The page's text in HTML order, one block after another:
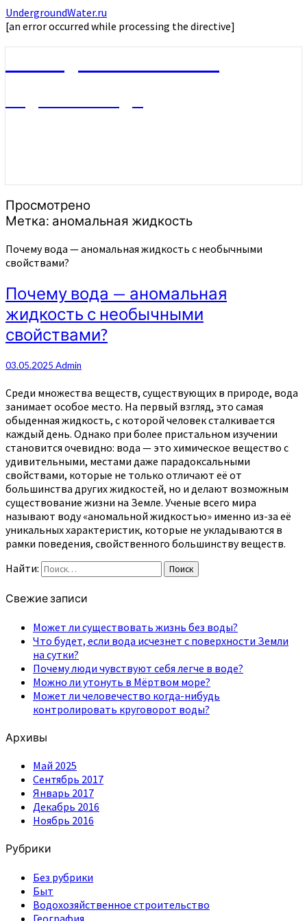
UndergroundWater.ru
[an error occurred while processing the directive]
Просмотрено
Метка: аномальная жидкость
Почему вода — аномальная жидкость с необычными
свойствами?
Почему вода — аномальная
жидкость с необычными
свойствами?
03.05.2025 Admin
Среди множества веществ, существующих в природе, вода
занимает особое место. На первый взгляд, это самая
обыденная жидкость, с которой человек сталкивается
каждый день. Однако при более пристальном изучении
становится очевидно: вода — это химическое вещество с
удивительными, местами даже парадоксальными
свойствами, которые не только отличают её от
большинства других жидкостей, но и делают возможным
существование жизни на Земле. Ученые всего мира
называют воду «аномальной жидкостью» именно из-за её
уникальных характеристик, которые не укладываются в
рамки поведения, свойственного большинству веществ.
Найти:
Поиск
Свежие записи
Может ли существовать жизнь без воды?
Что будет, если вода исчезнет с поверхности Земли
на сутки?
Почему люди чувствуют себя легче в воде?
Можно ли утонуть в Мёртвом море?
Может ли человечество когда-нибудь
контролировать круговорот воды?
Архивы
Май 2025
Сентябрь 2017
Январь 2017
Декабрь 2016
Ноябрь 2016
Рубрики
Без рубрики
Быт
Водохозяйственное строительство
География